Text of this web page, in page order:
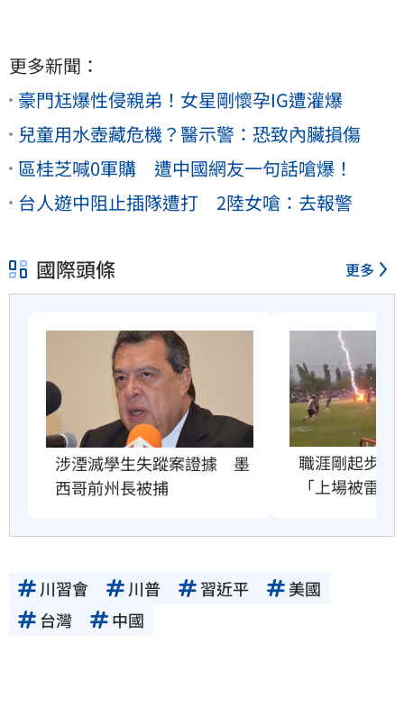
更多新聞：
豪門尪爆性侵親弟！女星剛懷孕IG遭灌爆
兒童用水壺藏危機？醫示警：恐致內臟損傷
區桂芝喊0軍購 遭中國網友一句話嗆爆！
台人遊中阻止插隊遭打 2陸女嗆：去報警
國際頭條 更多
涉湮滅學生失蹤案證據　墨
西哥前州長被捕
職涯剛起步　
「上場被雷劈
川習會 川普 習近平
美國
台灣
中國